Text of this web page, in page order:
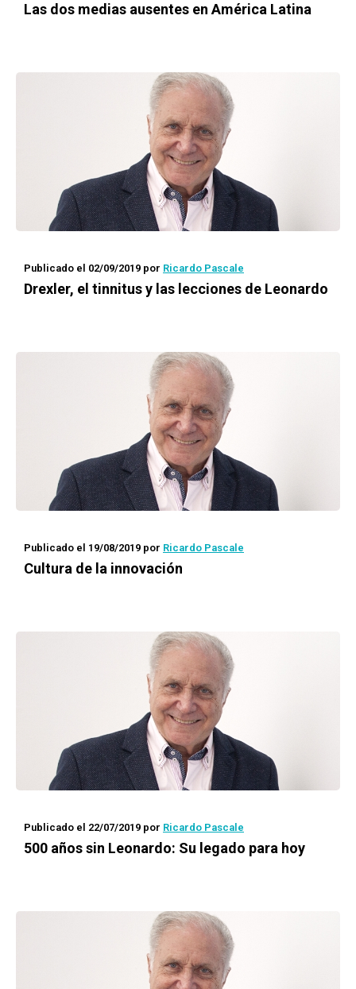
Las dos medias ausentes en América Latina
Publicado el 02/09/2019 por Ricardo Pascale
Drexler, el tinnitus y las lecciones de Leonardo
Publicado el 19/08/2019 por Ricardo Pascale
Cultura de la innovación
Publicado el 22/07/2019 por Ricardo Pascale
500 años sin Leonardo: Su legado para hoy